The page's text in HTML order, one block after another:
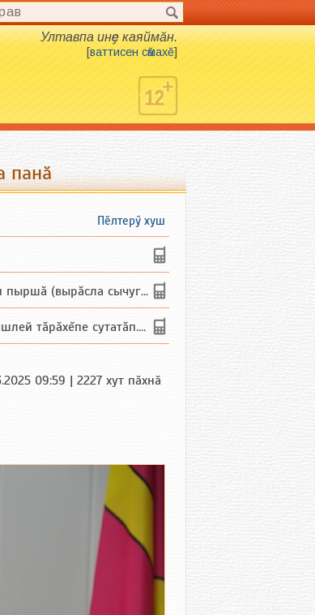
Ултавпа инҫе каяймӑн.
[ваттисен сӑмахӗ]
панӑ
Пӗлтерӳ хуш
(вырăсла сычуг) ...
сутатăп. Ха...
09:59 | 2227 хут пӑхнӑ